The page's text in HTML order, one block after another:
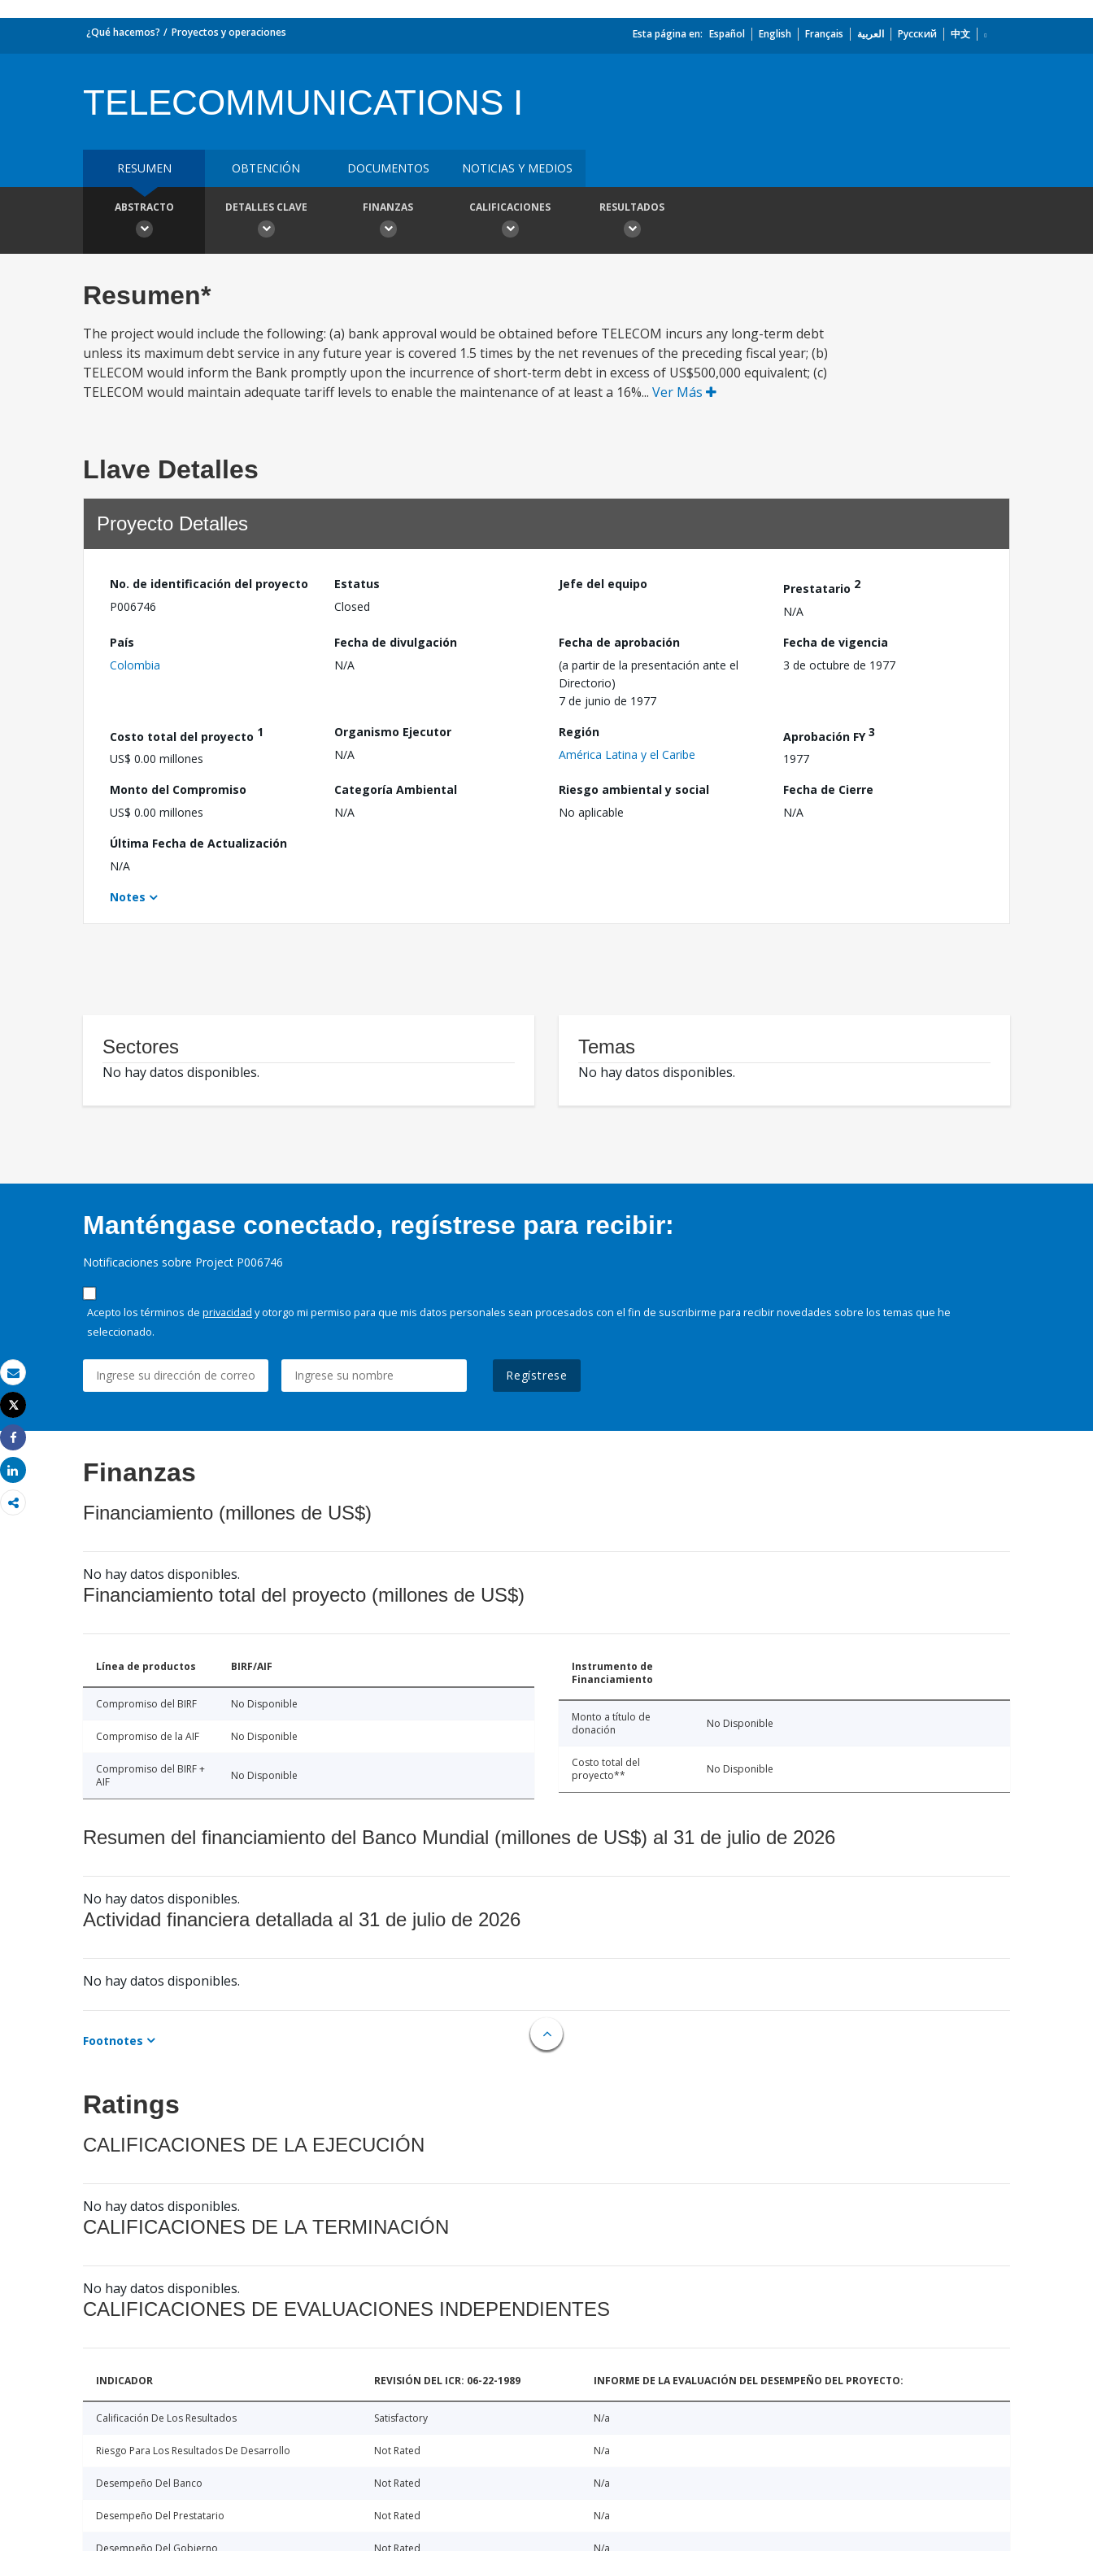
Correo electrónico
Imprimir
Tweet
Share
Share
¿Qué hacemos? Proyectos y operaciones Esta página en: Español English Français العربية Русский 中文
TELECOMMUNICATIONS I
RESUMEN OBTENCIÓN DOCUMENTOS NOTICIAS Y MEDIOS
ABSTRACTO DETALLES CLAVE FINANZAS CALIFICACIONES RESULTADOS
Resumen*
The project would include the following: (a) bank approval would be obtained before TELECOM incurs any long-term debt
unless its maximum debt service in any future year is covered 1.5 times by the net revenues of the preceding fiscal year; (b)
TELECOM would inform the Bank promptly upon the incurrence of short-term debt in excess of US$500,000 equivalent; (c)
TELECOM would maintain adequate tariff levels to enable the maintenance of at least a 16%... Ver Más
Llave Detalles
Proyecto Detalles
No. de identificación del proyecto
P006746
Estatus
Closed
Jefe del equipo Prestatario 2
N/A
País
Colombia
Fecha de divulgación
N/A
Fecha de aprobación
(a partir de la presentación ante el
Directorio)
7 de junio de 1977
Fecha de vigencia
3 de octubre de 1977
Costo total del proyecto 1
US$ 0.00 millones
Organismo Ejecutor
N/A
Región
América Latina y el Caribe
Aprobación FY3
1977
Monto del Compromiso
US$ 0.00 millones
Categoría Ambiental
N/A
Riesgo ambiental y social
No aplicable
Fecha de Cierre
N/A
Última Fecha de Actualización
N/A
Notes
Sectores
No hay datos disponibles.
Temas
No hay datos disponibles.
Manténgase conectado, regístrese para recibir:
Notificaciones sobre Project P006746
Acepto los términos de privacidad y otorgo mi permiso para que mis datos personales sean procesados con el fin de suscribirme para recibir novedades sobre los temas que he
seleccionado.
Regístrese
Finanzas
Financiamiento (millones de US$)
No hay datos disponibles.
Financiamiento total del proyecto (millones de US$)
Línea de productos BIRF/AIF
Compromiso del BIRF No Disponible
Compromiso de la AIF No Disponible
Compromiso del BIRF +
AIF
No Disponible
Instrumento de
Financiamiento
Monto a título de
donación
No Disponible
Costo total del
proyecto**
No Disponible
Resumen del financiamiento del Banco Mundial (millones de US$) al 31 de julio de 2026
No hay datos disponibles.
Actividad financiera detallada al 31 de julio de 2026
No hay datos disponibles.
Footnotes
Ratings
CALIFICACIONES DE LA EJECUCIÓN
No hay datos disponibles.
CALIFICACIONES DE LA TERMINACIÓN
No hay datos disponibles.
CALIFICACIONES DE EVALUACIONES INDEPENDIENTES
INDICADOR REVISIÓN DEL ICR: 06-22-1989 INFORME DE LA EVALUACIÓN DEL DESEMPEÑO DEL PROYECTO:
Calificación De Los Resultados Satisfactory N/a
Riesgo Para Los Resultados De Desarrollo Not Rated N/a
Desempeño Del Banco Not Rated N/a
Desempeño Del Prestatario Not Rated N/a